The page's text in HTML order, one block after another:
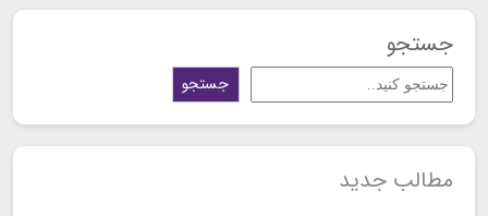
جستجو
جستجو
مطالب جدید